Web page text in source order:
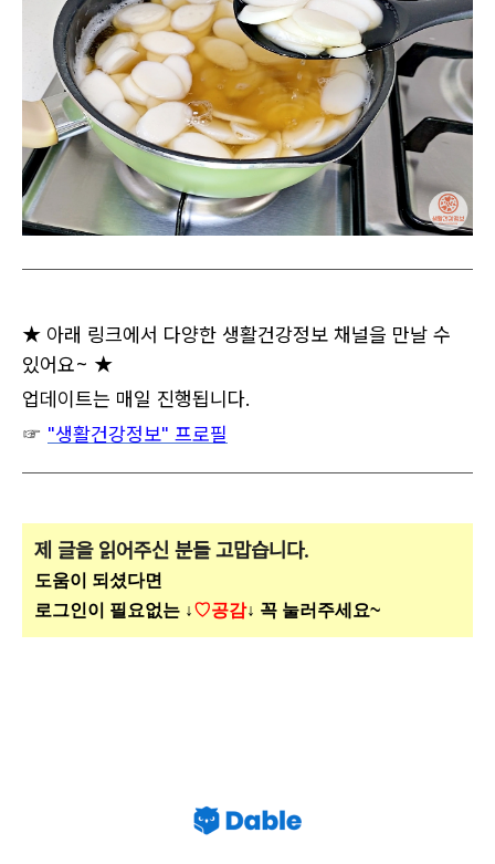
★ 아래 링크에서 다양한 생활건강정보 채널을 만날 수
있어요~ ★
업데이트는 매일 진행됩니다.
☞ "생활건강정보" 프로필
제 글을 읽어주신 분들 고맙습니다.
도움이 되셨다면
로그인이 필요없는 ↓♡공감↓ 꼭 눌러주세요~